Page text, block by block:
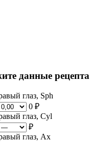
данные рецепта
глаз, Sph
0 ₽
глаз, Cyl
₽
глаз, Ax